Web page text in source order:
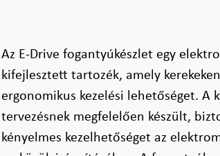
Az E-Drive fogantyúkészlet egy
kifejlesztett tartozék, amely
ergonomikus kezelési lehetőséget. A
tervezésnek megfelelően készült,
kényelmes kezelhetőséget az